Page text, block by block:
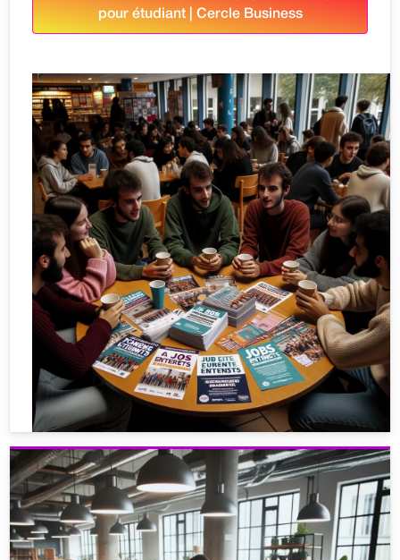
pour étudiant | Cercle Business